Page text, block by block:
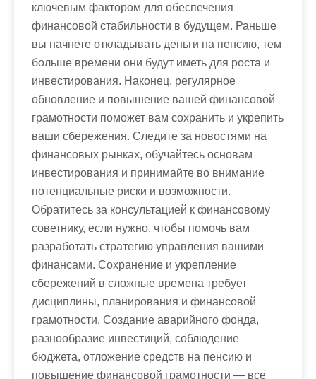
ключевым фактором для обеспечения
финансовой стабильности в будущем. Раньше
вы начнете откладывать деньги на пенсию, тем
больше времени они будут иметь для роста и
инвестирования. Наконец, регулярное
обновление и повышение вашей финансовой
грамотности поможет вам сохранить и укрепить
ваши сбережения. Следите за новостями на
финансовых рынках, обучайтесь основам
инвестирования и принимайте во внимание
потенциальные риски и возможности.
Обратитесь за консультацией к финансовому
советнику, если нужно, чтобы помочь вам
разработать стратегию управления вашими
финансами. Сохранение и укрепление
сбережений в сложные времена требует
дисциплины, планирования и финансовой
грамотности. Создание аварийного фонда,
разнообразие инвестиций, соблюдение
бюджета, отложение средств на пенсию и
повышение финансовой грамотности — все